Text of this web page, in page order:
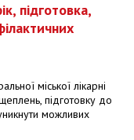
підготовка,
міської лікарні
підготовку до
можливих